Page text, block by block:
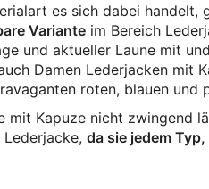
es sich dabei
Variante im Bereich
und aktueller Laune mit
Damen Lederjacken mit
roten, blauen und
mit Kapuze nicht zwingend
da sie jedem